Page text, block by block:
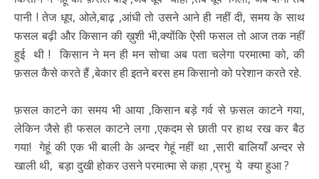
पानी ! तेज धूप, ओले,बाढ़ ,आंधी तो उसने आने ही नहीं दी, समय के साथ
फसल बढ़ी और किसान की ख़ुशी भी,क्योंकि ऐसी फसल तो आज तक नहीं
हुई थी ! किसान ने मन ही मन सोचा अब पता चलेगा परमात्मा को, की
फ़सल कैसे करते हैं ,बेकार ही इतने बरस हम किसानो को परेशान करते रहे.
फ़सल काटने का समय भी आया ,किसान बड़े गर्व से फ़सल काटने गया,
लेकिन जैसे ही फसल काटने लगा ,एकदम से छाती पर हाथ रख कर बैठ
गया! गेहूं की एक भी बाली के अन्दर गेहूं नहीं था ,सारी बालियाँ अन्दर से
खाली थी, बड़ा दुखी होकर उसने परमात्मा से कहा ,प्रभु ये क्या हुआ ?